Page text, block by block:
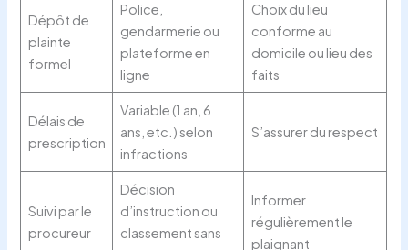
Dépôt de
plainte
formel
Police,
gendarmerie ou
plateforme en
ligne
Choix du lieu
conforme au
domicile ou lieu des
faits
Délais de
prescription
Variable (1 an, 6
ans, etc.) selon
infractions
S’assurer du respect
Suivi par le
procureur
Décision
d’instruction ou
classement sans
Informer
régulièrement le
plaignant